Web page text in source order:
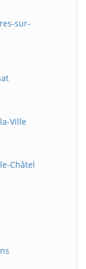
sur-
Ville
Châtel